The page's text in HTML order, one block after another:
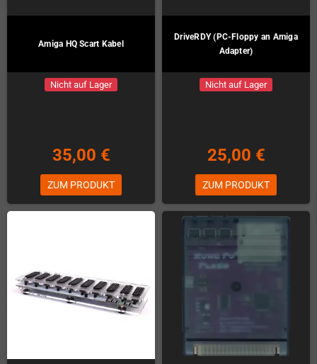
Amiga HQ Scart Kabel
Nicht auf Lager
35,00 €
ZUM PRODUKT
DriveRDY (PC-Floppy an Amiga
Adapter)
Nicht auf Lager
25,00 €
ZUM PRODUKT